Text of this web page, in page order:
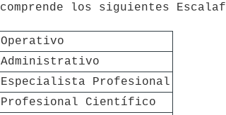
Operativo
Administrativo
Especialista Profesional
Profesional Científico